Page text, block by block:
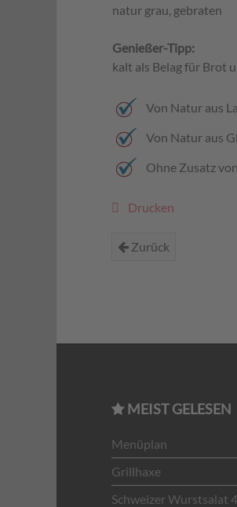
natur grau, gebraten
Genießer-Tipp:
kalt als Belag für Brot
Von Natur aus
Von Natur aus
Ohne Zusatz
Drucken
Zurück
MEIST GELESEN
Menüplan
Grillhaxe
Schweizer Wurstsalat